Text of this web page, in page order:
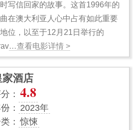
写信回家的故事。这首1996年的
在澳大利亚人心中占有如此重要
位，以至于12月21日举行的
…查看电影详情 >
家酒店
： 4.8
：
2023年
： 惊悚